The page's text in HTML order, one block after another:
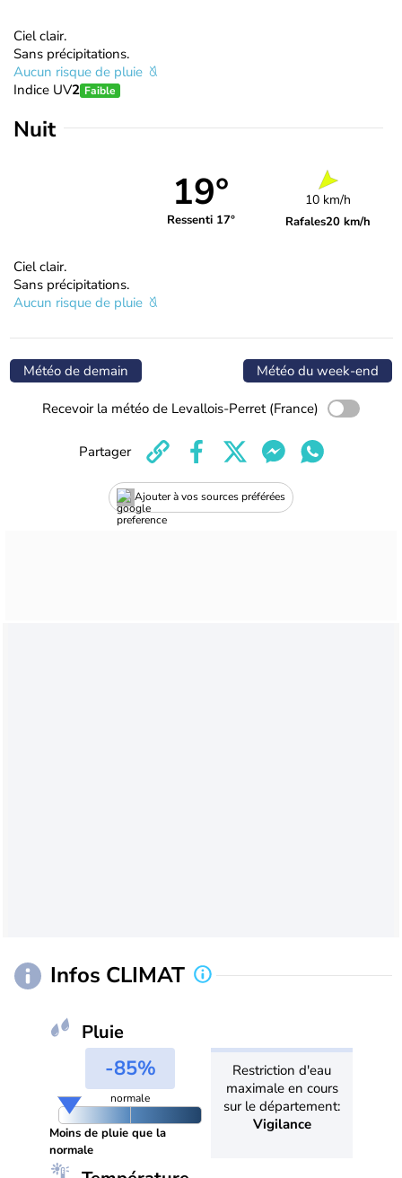
Ciel clair.
Sans précipitations.
Aucun risque de pluie
Indice UV2 Faible
Nuit
19°
Ressenti 17°
10 km/h
Rafales20 km/h
Ciel clair.
Sans précipitations.
Aucun risque de pluie
Météo de demain Météo du week-end
Recevoir la météo de Levallois-Perret (France)
Ajouter à vos sources préférées
Partager
Infos CLIMAT
Pluie
-85%
normale
Moins de pluie que la
normale
Restriction d'eau
maximale en cours
sur le département:
Vigilance